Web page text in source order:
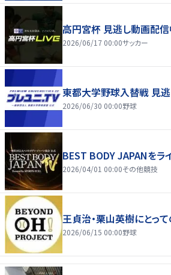
高円宮杯 見逃し動画配信
2026/06/17 00:00サッカー
東都大学野球入替戦 見逃
2026/06/30 00:00野球
BEST BODY JAPANをラ
2026/04/01 00:00その他競技
王貞治・栗山英樹にとっ
2026/06/15 00:00野球